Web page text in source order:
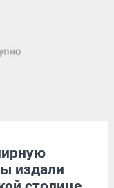
издали